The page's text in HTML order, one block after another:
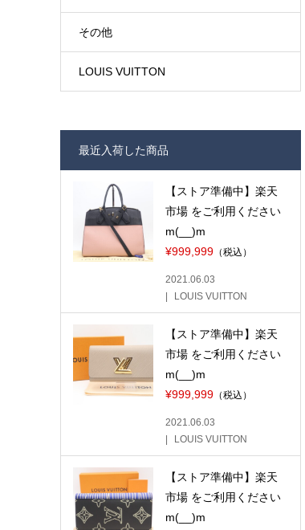
その他
LOUIS VUITTON
最近入荷した商品
【ストア準備中】楽天
市場 をご利用ください
m(__)m
¥999,999（税込）
2021.06.03
LOUIS VUITTON
【ストア準備中】楽天
市場 をご利用ください
m(__)m
¥999,999（税込）
2021.06.03
LOUIS VUITTON
【ストア準備中】楽天
市場 をご利用ください
m(__)m